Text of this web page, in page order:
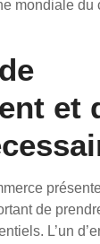
mondiale du
et
de
L’un